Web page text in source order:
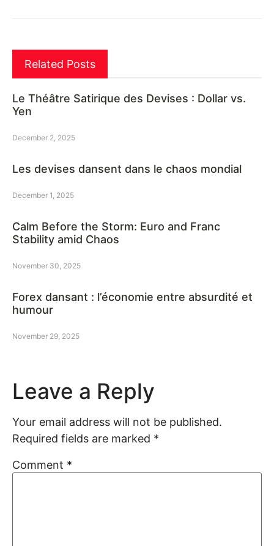
Related Posts
Le Théâtre Satirique des Devises : Dollar vs.
Yen
December 2, 2025
Les devises dansent dans le chaos mondial
December 1, 2025
Calm Before the Storm: Euro and Franc
Stability amid Chaos
November 30, 2025
Forex dansant : l’économie entre absurdité et
humour
November 29, 2025
Leave a Reply
Your email address will not be published.
Required fields are marked *
Comment *